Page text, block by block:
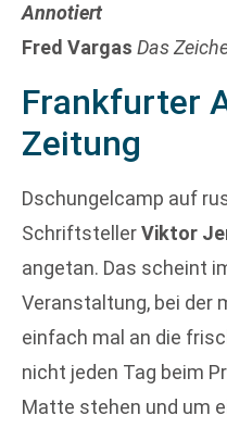
Annotiert
Fred Vargas Das
Frankfurter
Zeitung
Dschungelcamp auf
SchriftstellerViktor
angetan. Das scheint
Veranstaltung, bei der
einfach mal an die
nicht jeden Tag beim
Matte stehen und um